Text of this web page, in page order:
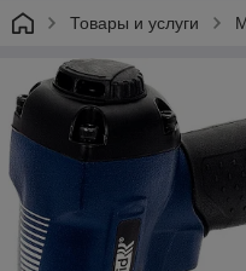
Товары и услуги